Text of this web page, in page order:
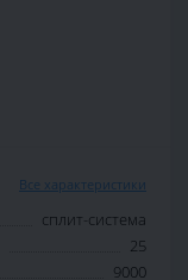
Все характеристики
сплит-система
25
9000